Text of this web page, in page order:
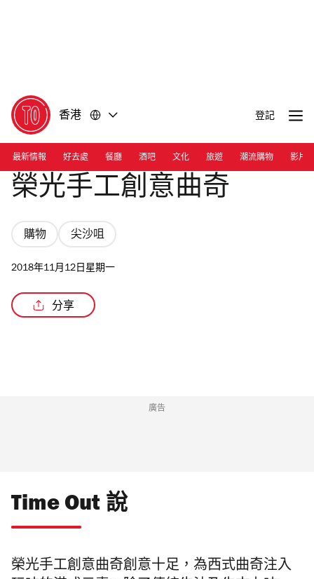
香港 登記
最新情報 好去處 餐廳 酒吧 文化 旅遊 潮流購物 影片
榮光手工創意曲奇
購物 尖沙咀
2018年11月12日星期一
分享
廣告
Time Out 說
榮光手工創意曲奇創意十足，為西式曲奇注入